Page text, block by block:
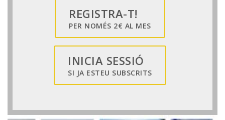
REGISTRA-T!
PER NOMÉS 2€ AL MES
INICIA SESSIÓ
SI JA ESTEU SUBSCRITS